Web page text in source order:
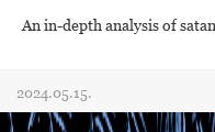
An in-depth analysis of
2024.05.15.